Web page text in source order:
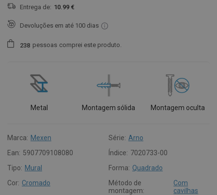
Entrega de: 10.99 €
Devoluções em até 100 dias
238 pessoas comprei este produto.
Metal Montagem sólida Montagem oculta
Marca: Mexen Série: Arno
Ean: 5907709108080 Índice: 7020733-00
Tipo: Mural Forma: Quadrado
Cor: Cromado
Método de
montagem:
Com
cavilhas